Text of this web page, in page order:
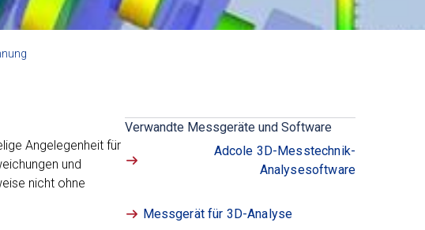
Angelegenheit für
und
nicht ohne
Verwandte Messgeräte und Software
Adcole 3D-Messtechnik-
Analysesoftware
Messgerät für 3D-Analyse